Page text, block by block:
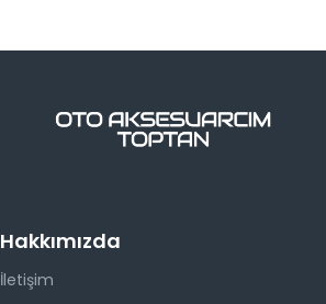
Hakkımızda
İletişim